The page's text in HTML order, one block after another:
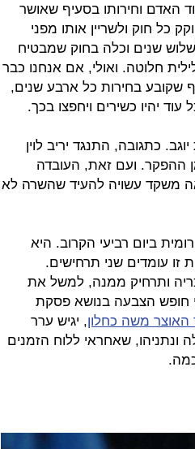
האדם וחירותו בסעיף שאושר
כל חוק ולשריין אותו מפני
שנים וכלה בחוק שמבטיח
חלוטה. ואולי, אם אנחנו כבר
שקובע בחירות כל ארבע שנים,
יהיו כשירים ויחפצו בכך.
כתגובה, התנגד יריב לוין
ההפקר. ועם זאת, העובדה
זו (לרוב של 61 חכ"ים) יצאה משקד עשויה להעיד שהשרה לא
ביום רביעי הקרוב. היא
עומדים שני תרחישים.
ותרחיק ממנה, למשל את
חופש הצבעה בנושא פסקת
האוצר משה כחלון, יגיש ערר
שאחראי ללוח הזמנים